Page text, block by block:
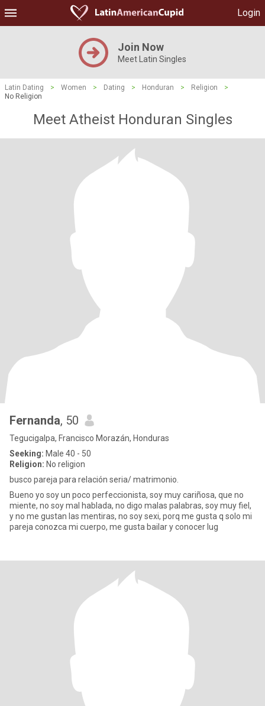
Login
Join Now
Meet Latin Singles
Latin Dating > Women > Dating > Honduran > Religion
>
No Religion
Meet Atheist Honduran Singles
Fernanda, 50
Tegucigalpa, Francisco Morazán, Honduras
Seeking: Male 40 - 50
Religion: No religion
busco pareja para relación seria/ matrimonio.
Bueno yo soy un poco perfeccionista, soy muy cariñosa, que no
miente, no soy mal hablada, no digo malas palabras, soy muy fiel,
y no me gustan las mentiras, no soy sexi, porq me gusta q solo mi
pareja conozca mi cuerpo, me gusta bailar y conocer lug